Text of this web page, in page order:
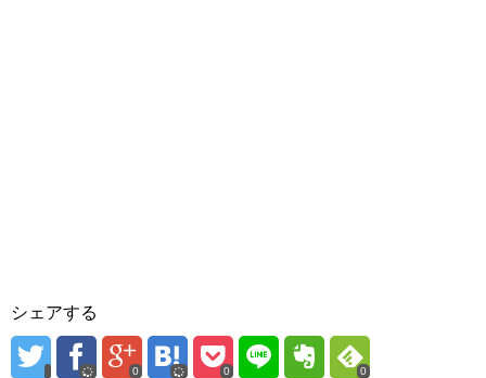
シェアする
0 0 0